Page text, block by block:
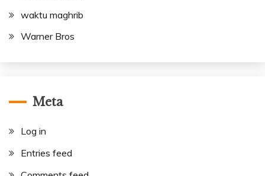
waktu maghrib
Warner Bros
Meta
Log in
Entries feed